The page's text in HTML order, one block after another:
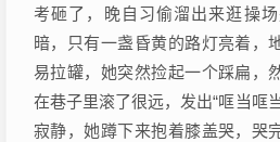
考砸了，晚自习偷溜出来逛操
暗，只有一盏昏黄的路灯亮着，
易拉罐，她突然捡起一个踩扁，
在巷子里滚了很远，发出“哐当哐
寂静，她蹲下来抱着膝盖哭，哭